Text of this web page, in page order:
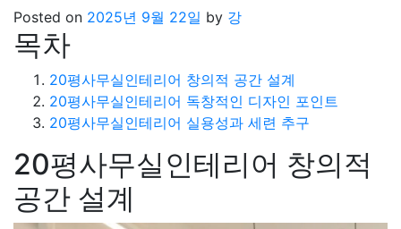
Posted on 2025년 9월 22일 by 강
목차
20평사무실인테리어 창의적 공간 설계
20평사무실인테리어 독창적인 디자인 포인트
20평사무실인테리어 실용성과 세련 추구
20평사무실인테리어 창의적
공간 설계